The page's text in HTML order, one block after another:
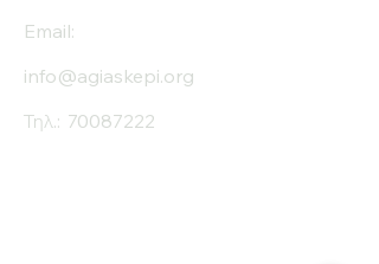
Email:
info@agiaskepi.org
Τηλ.: 70087222